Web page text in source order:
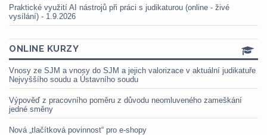
Praktické využití AI nástrojů při práci s judikaturou (online - živé
vysílání) - 1.9.2026
ONLINE KURZY
Vnosy ze SJM a vnosy do SJM a jejich valorizace v aktuální judikatuře
Nejvyššího soudu a Ústavního soudu
Výpověď z pracovního poměru z důvodu neomluveného zameškání
jedné směny
Nová „tlačítková povinnost“ pro e-shopy